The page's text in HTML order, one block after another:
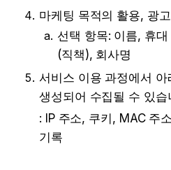
마케팅 목적의 활용, 광
선택 항목: 이름, 휴
(직책), 회사명
서비스 이용 과정에서
생성되어 수집될 수 있습
: IP 주소, 쿠키, MAC 주
기록